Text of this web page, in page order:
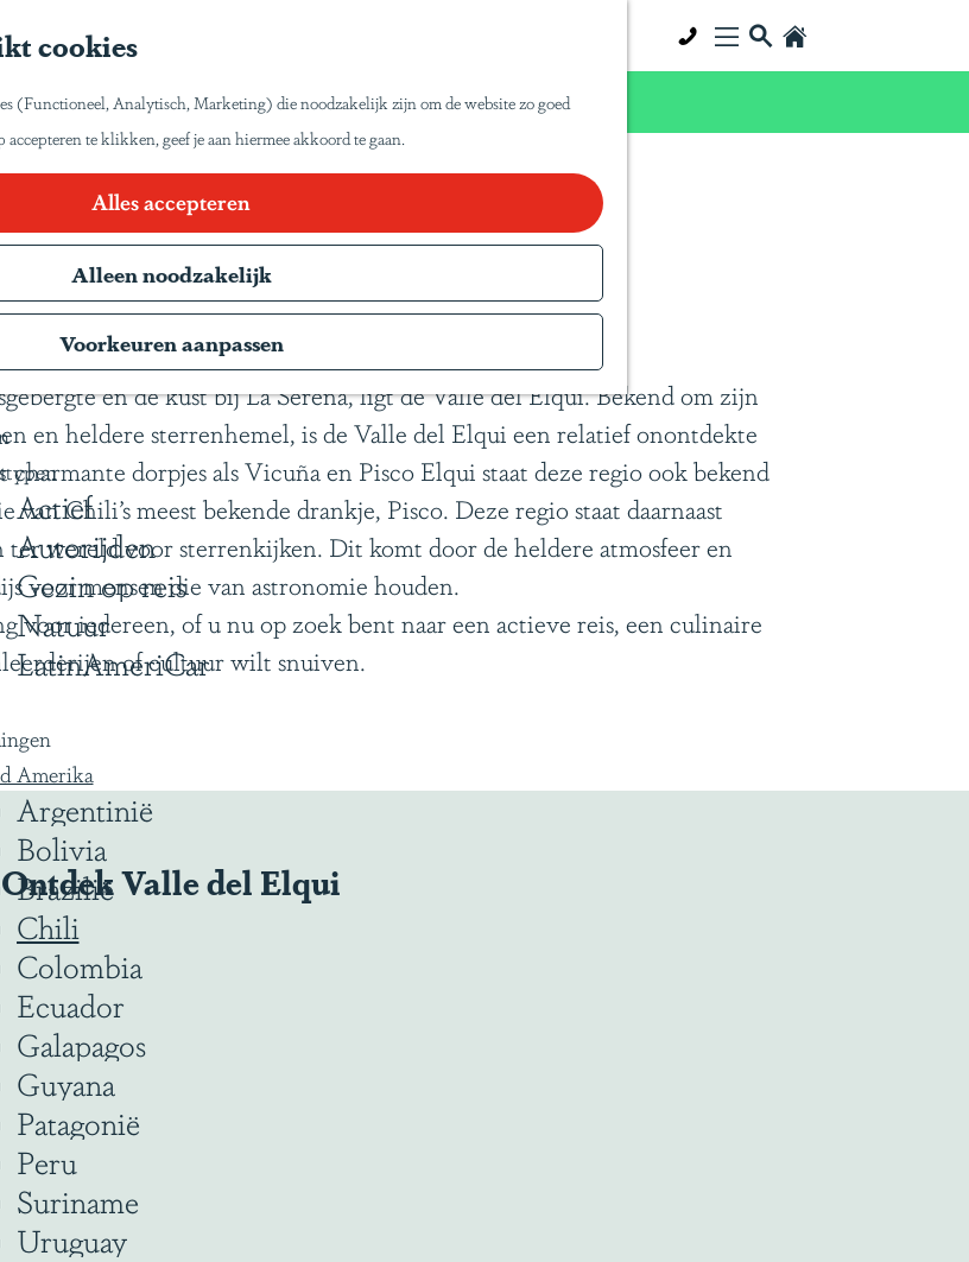
cookies
(Functioneel, Analytisch, Marketing) die noodzakelijk zijn om de website zo goed
te klikken, geef je aan hiermee akkoord te gaan.
Alles accepteren
Alleen noodzakelijk
Voorkeuren aanpassen
Blog
Duurzaam reizen
Gente Mágica
Inspiratiedagen
KLM Holland Herald
Magazine
Webinars
Actief
Autorijden
Gezin op reis
Natuur
LatinAmeriCar
Amerika
Argentinië
Bolivia
Brazilië
Chili
Colombia
Ecuador
Galapagos
Guyana
Patagonië
Peru
Suriname
Uruguay
Z
o
k
S
a
a
Amerika laten genieten zoals wij dat zelf doen!
El Valle del Elqui
en de kust bij La Serena, ligt de Valle del Elqui. Bekend om zijn
en heldere sterrenhemel, is de Valle del Elqui een relatief onontdekte
dorpjes als Vicuña en Pisco Elqui staat deze regio ook bekend
Chili’s meest bekende drankje, Pisco. Deze regio staat daarnaast
ter wereld voor sterrenkijken. Dit komt door de heldere atmosfeer en
voor mensen die van astronomie houden.
voor iedereen, of u nu op zoek bent naar een actieve reis, een culinaire
of cultuur wilt snuiven.
Ontdek Valle del Elqui